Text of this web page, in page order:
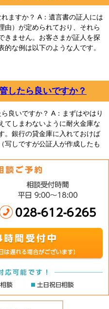
ますか？ A：遺言書の証人には
由）が定められており、それら
ません。お客さまが証人を探
な例は以下のような人です。
したら良いですか？
良いですか？ A：まずはやはり
てしまわないように耐火金庫な
。銀行の貸金庫に入れておけば
写しですが公証人が作成したも